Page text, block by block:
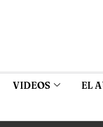
VIDEOS
EL